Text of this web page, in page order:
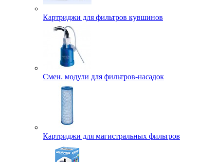
Картриджи для фильтров кувшинов
Смен. модули для фильтров-насадок
Картриджи для магистральных фильтров